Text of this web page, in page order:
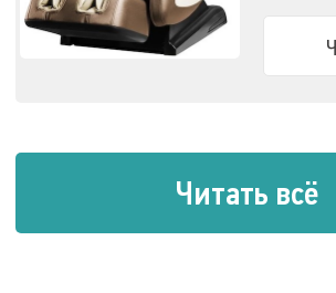
Читать всё